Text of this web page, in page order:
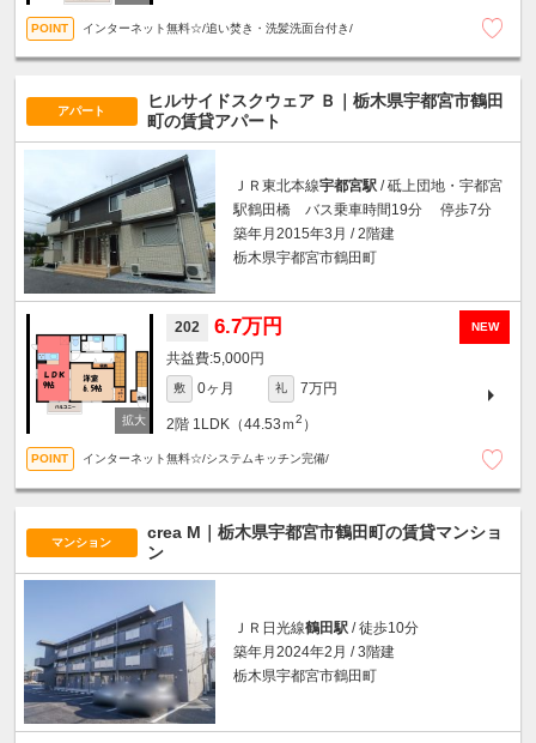
インターネット無料☆/追い焚き・洗髪洗面台付き/
アパート
ヒルサイドスクウェア Ｂ｜栃木県宇都宮市鶴田
町の賃貸アパート
ＪＲ東北本線宇都宮駅 / 砥上団地・宇都宮
駅鶴田橋 バス乗車時間19分 停歩7分
築年月2015年3月 / 2階建
栃木県宇都宮市鶴田町
NEW
202 6.7万円
5,000円
敷 0ヶ月 礼 7万円
2階 1LDK（44.53ｍ2 ）
インターネット無料☆/システムキッチン完備/
マンション
crea M｜栃木県宇都宮市鶴田町の賃貸マンショ
ン
ＪＲ日光線鶴田駅 / 徒歩10分
築年月2024年2月 / 3階建
栃木県宇都宮市鶴田町